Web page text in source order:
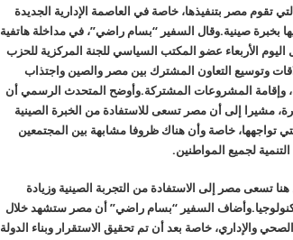
تقوم مصر بتنفيذها، خاصة في العاصمة الإدارية الجديدة
بخبرة صينية.وقال السفير “بسام راضي”، في مداخلة هاتفية
اليوم الأربعاء عضو المكتب السياسي للجنة المركزية للحزب
وتوسيع التعاون المشترك بين مصر والصين واجتذاب
وإقامة المشروعات المشتركة.وأوضح المتحدث الرسمي أن
مشيرا إلى أن مصر تسعى للاستفادة من الخبرة الصينية
تواجهها، خاصة وأن هناك ظروفا مشابهة بين المجتمعين
لجميع المواطنين.
تسعى مصر إلى الاستفادة من التجربة الصينية وزيادة
السفير “بسام راضي” أن مصر ستشهد خلال
والإداري، خاصة بعد أن تم تحقيق الاستقرار وبناء الدولة